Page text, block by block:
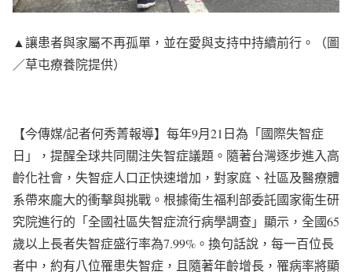
▲讓患者與家屬不再孤單，並在愛與支持中持續前行。（圖
／草屯療養院提供）
【今傳媒/記者何秀菁報導】每年9月21日為「國際失智症
日」，提醒全球共同關注失智症議題。隨著台灣逐步進入高
齡化社會，失智症人口正快速增加，對家庭、社區及醫療體
系帶來龐大的衝擊與挑戰。根據衛生福利部委託國家衛生研
究院進行的「全國社區失智症流行病學調查」顯示，全國65
歲以上長者失智症盛行率為7.99%。換句話說，每一百位長
者中，約有八位罹患失智症，且隨著年齡增長，罹病率將顯